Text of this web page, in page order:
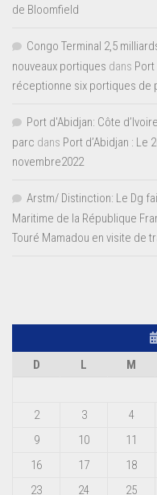
de Bloomfield
Congo Terminal 2,5
nouveaux portiques dans Port
réceptionne six portiques de
Port d'Abidjan: Côte
parc dans Port d’Abidjan :
novembre2022
Arstm/ Distinction: Le Dg
Maritime de la République
Touré Mamadou en visite de
D
L M
2
3 4
9
10 11
16
17 18
23
24 25